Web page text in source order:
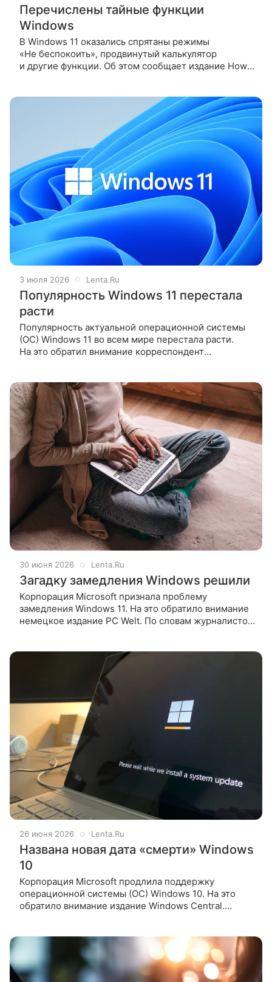
Перечислены тайные функции
Windows
В Windows 11 оказались спрятаны режимы
«Не беспокоить», продвинутый калькулятор
и другие функции. Об этом сообщает издание How-
3 июля 2026 Lenta.Ru
Популярность Windows 11 перестала
расти
Популярность актуальной операционной системы
(ОС) Windows 11 во всем мире перестала расти.
На это обратил внимание корреспондент
30 июня 2026 Lenta.Ru
Загадку замедления Windows решили
Корпорация Microsoft признала проблему
замедления Windows 11. На это обратило внимание
немецкое издание PC Welt. По словам журналистов
26 июня 2026 Lenta.Ru
Названа новая дата «смерти» Windows
10
Корпорация Microsoft продлила поддержку
операционной системы (ОС) Windows 10. На это
обратило внимание издание Windows Central.